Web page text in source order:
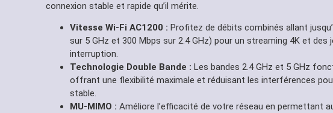
connexion stable et rapide qu’il mérite.
Vitesse Wi-Fi AC1200 : Profitez de débits combinés allant
sur 5 GHz et 300 Mbps sur 2.4 GHz) pour un streaming 4K et des
interruption.
Technologie Double Bande : Les bandes 2.4 GHz et 5 GHz
offrant une flexibilité maximale et réduisant les interférences
stable.
MU-MIMO : Améliore l’efficacité de votre réseau en permettant